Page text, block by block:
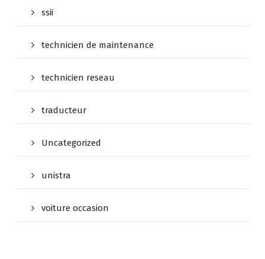
ssii
technicien de maintenance
technicien reseau
traducteur
Uncategorized
unistra
voiture occasion